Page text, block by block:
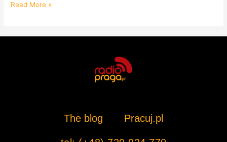
Read More »
The blog Pracuj.pl